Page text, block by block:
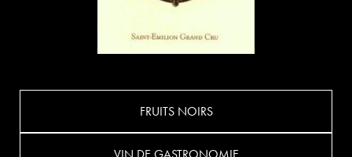
FRUITS NOIRS